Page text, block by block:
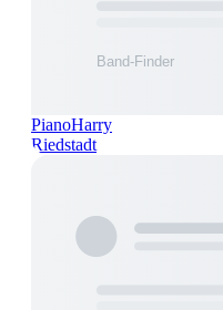
PianoHarry
Riedstadt